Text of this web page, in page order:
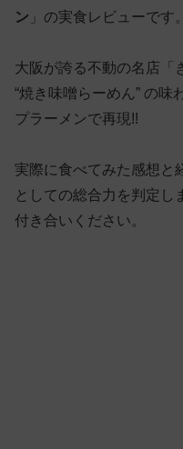
ン 」の実食レビューです。
大阪が誇る不動の名店「
“焼き味噌らーめん” の味
プラーメンで再現!!
実際に食べてみた感想と
としての総合力を判定し
付き合いください。